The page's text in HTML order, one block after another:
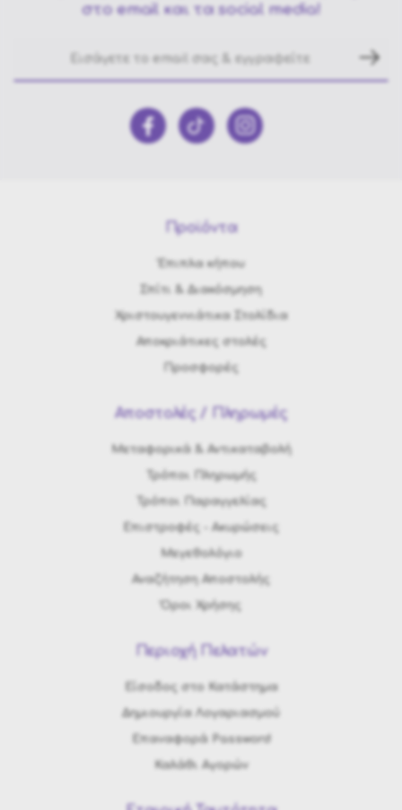
στο email και τα social media!
Προϊόντα
Έπιπλα κήπου
Σπίτι & Διακόσμηση
Χριστουγεννιάτικα Στολίδια
Αποκριάτικες στολές
Προσφορές
Αποστολές / Πληρωμές
Μεταφορικά & Αντικαταβολή
Τρόποι Πληρωμής
Τρόποι Παραγγελίας
Eπιστροφές - Ακυρώσεις
Μεγεθολόγιο
Αναζήτηση Αποστολής
Όροι Χρήσης
Περιοχή Πελατών
Είσοδος στο Κατάστημα
Δημιουργία Λογαριασμού
Επαναφορά Password
Καλάθι Αγορών